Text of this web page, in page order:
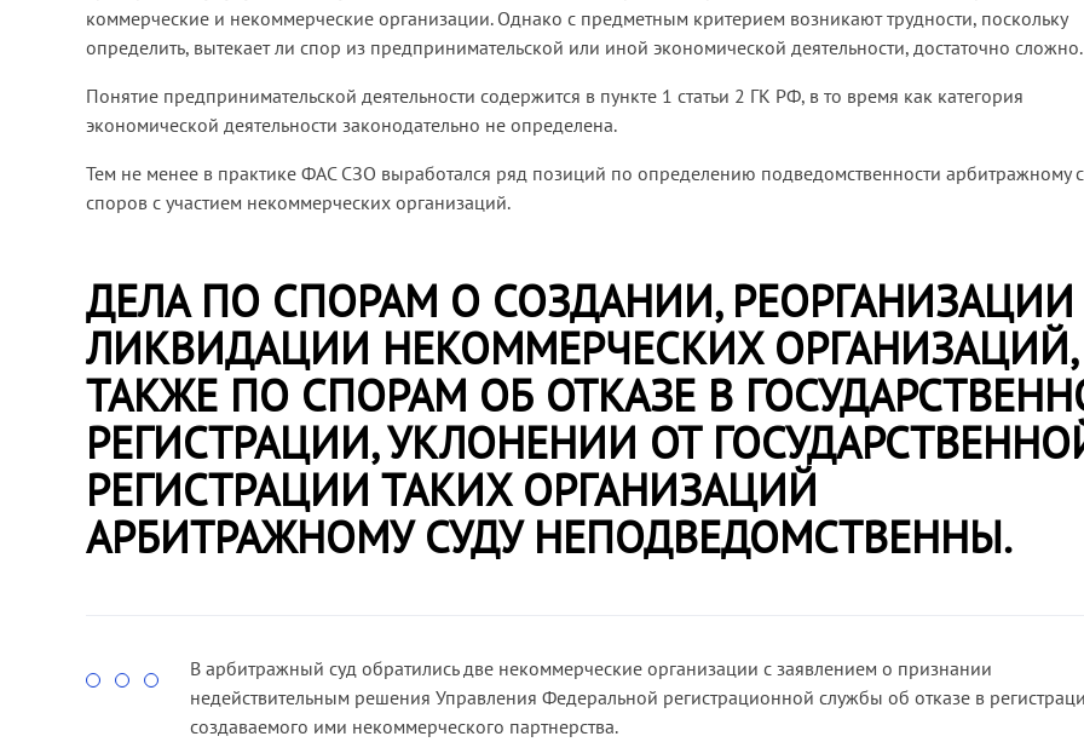
коммерческие и некоммерческие организации. Однако с предметным критерием возникают трудности, поскольку
определить, вытекает ли спор из предпринимательской или иной экономической деятельности, достаточно сложно.
Понятие предпринимательской деятельности содержится в пункте 1 статьи 2 ГК РФ, в то время как категория
экономической деятельности законодательно не определена.
Тем не менее в практике ФАС СЗО выработался ряд позиций по определению подведомственности арбитражному
споров с участием некоммерческих организаций.
ДЕЛА ПО СПОРАМ О СОЗДАНИИ,
ЛИКВИДАЦИИ НЕКОММЕРЧЕСКИХ ОРГАНИЗАЦИЙ,
ТАКЖЕ ПО СПОРАМ ОБ ОТКАЗЕ В
РЕГИСТРАЦИИ, УКЛОНЕНИИ ОТ
РЕГИСТРАЦИИ ТАКИХ ОРГАНИЗАЦИЙ
АРБИТРАЖНОМУ СУДУ НЕПОДВЕДОМСТВЕННЫ.
В арбитражный суд обратились две некоммерческие организации с заявлением о признании
недействительным решения Управления Федеральной регистрационной службы об отказе в
создаваемого ими некоммерческого партнерства.